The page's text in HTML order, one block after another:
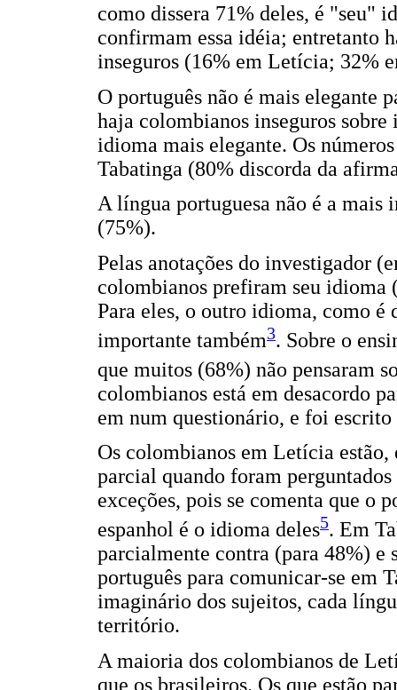
como dissera 71% deles, é "seu"
confirmam essa idéia; entretanto
inseguros (16% em Letícia; 32%
O português não é mais elegante
haja colombianos inseguros
idioma mais elegante. Os
Tabatinga (80% discorda da
A língua portuguesa não é a
(75%).
Pelas anotações do investigador
colombianos prefiram seu idioma
Para eles, o outro idioma, como é
importante também3. Sobre o
que muitos (68%) não pensaram
colombianos está em desacordo
em num questionário, e foi
Os colombianos em Letícia
parcial quando foram
exceções, pois se comenta que o
espanhol é o idioma deles5. Em
parcialmente contra (para 48%) e
português para comunicar-se em
imaginário dos sujeitos, cada
território.
A maioria dos colombianos de
que os brasileiros. Os que estão